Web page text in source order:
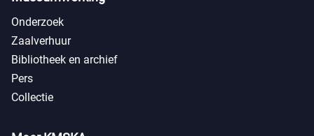
Onderzoek
Zaalverhuur
Bibliotheek en archief
Pers
Collectie